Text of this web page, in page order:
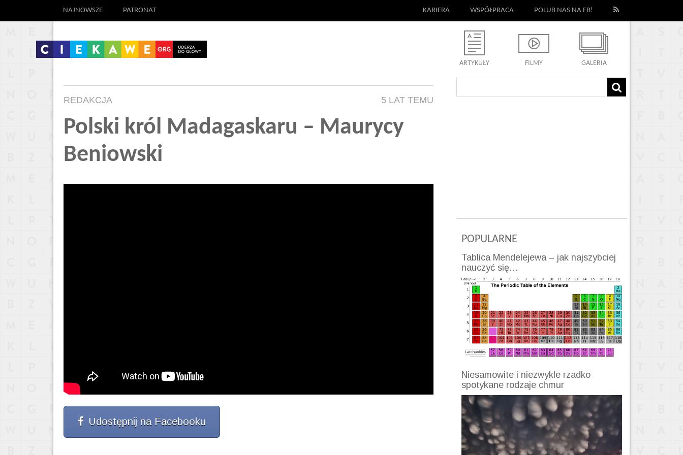
NAJNOWSZE PATRONAT KARIERA WSPÓŁPRACA POLUB NAS NA FB!
ARTYKUŁY FILMY GALERIA
REDAKCJA 5 LAT TEMU
Polski król Madagaskaru – Maurycy
Beniowski
Udostępnij na Facebooku
POPULARNE
Tablica Mendelejewa – jak najszybciej
nauczyć się…
Niesamowite i niezwykle rzadko
spotykane rodzaje chmur